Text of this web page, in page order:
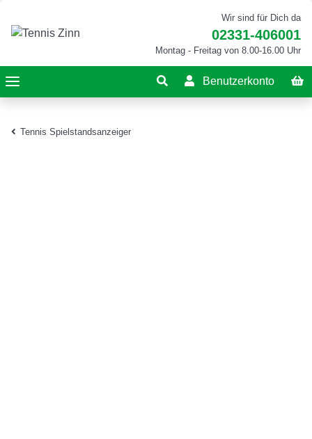
Wir sind für Dich da
02331-406001
Montag - Freitag von 8.00-16.00 Uhr
Benutzerkonto
Tennis Spielstandsanzeiger